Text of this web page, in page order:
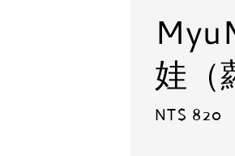
娃（
Regular
NT$ 820